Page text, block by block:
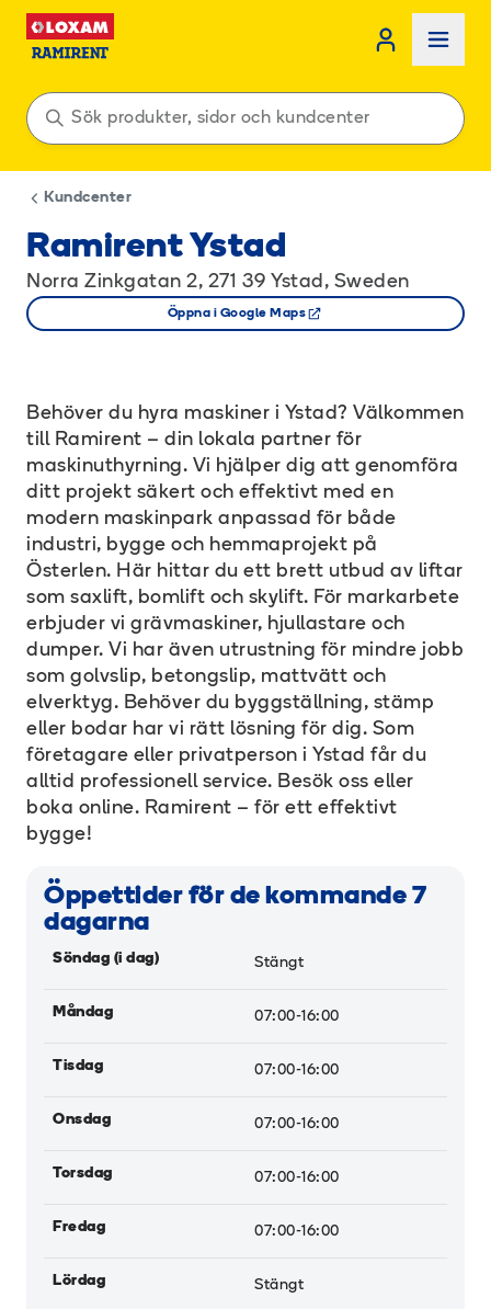
Kundcenter
Ramirent Ystad
Norra Zinkgatan 2, 271 39 Ystad, Sweden
Öppna i Google Maps
Behöver du hyra maskiner i Ystad? Välkommen
till Ramirent – din lokala partner för
maskinuthyrning. Vi hjälper dig att genomföra
ditt projekt säkert och effektivt med en
modern maskinpark anpassad för både
industri, bygge och hemmaprojekt på
Österlen. Här hittar du ett brett utbud av liftar
som saxlift, bomlift och skylift. För markarbete
erbjuder vi grävmaskiner, hjullastare och
dumper. Vi har även utrustning för mindre jobb
som golvslip, betongslip, mattvätt och
elverktyg. Behöver du byggställning, stämp
eller bodar har vi rätt lösning för dig. Som
företagare eller privatperson i Ystad får du
alltid professionell service. Besök oss eller
boka online. Ramirent – för ett effektivt
bygge!
Öppettider för de kommande 7
dagarna
Söndag (i dag) Stängt
Måndag 07:00-16:00
Tisdag 07:00-16:00
Onsdag 07:00-16:00
Torsdag 07:00-16:00
Fredag 07:00-16:00
Lördag Stängt